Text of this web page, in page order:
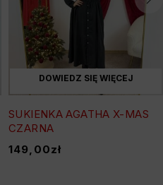
DOWIEDZ SIĘ WIĘCEJ
SUKIENKA AGATHA X-MAS
CZARNA
149,00zł